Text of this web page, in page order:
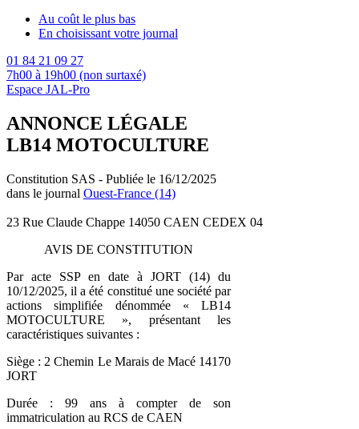
Au coût le plus bas
En choisissant votre journal
01 84 21 09 27
7h00 à 19h00 (non surtaxé)
Espace JAL-Pro
ANNONCE LÉGALE
LB14 MOTOCULTURE
Constitution SAS - Publiée le 16/12/2025
dans le journal Ouest-France (14)
23 Rue Claude Chappe 14050 CAEN CEDEX 04
AVIS DE CONSTITUTION
Par acte SSP en date à JORT (14) du
10/12/2025, il a été constitué une société par
actions simplifiée dénommée « LB14
MOTOCULTURE », présentant les
caractéristiques suivantes :
Siège : 2 Chemin Le Marais de Macé 14170
JORT
Durée : 99 ans à compter de son
immatriculation au RCS de CAEN